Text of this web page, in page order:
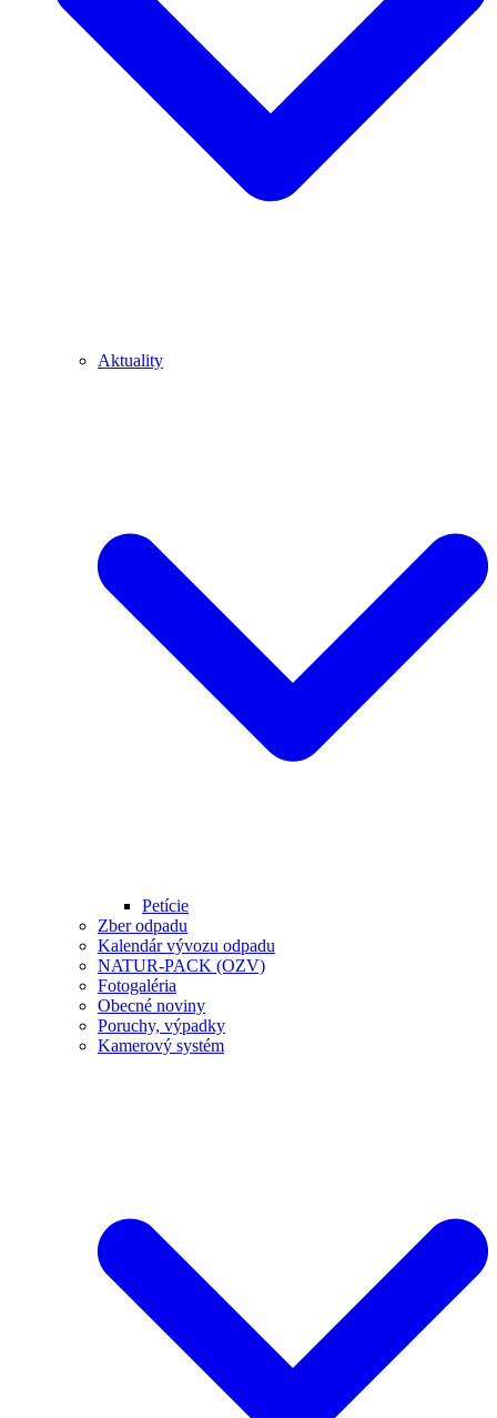
Aktuality
Petície
Zber odpadu
Kalendár vývozu odpadu
NATUR-PACK (OZV)
Fotogaléria
Obecné noviny
Poruchy, výpadky
Kamerový systém